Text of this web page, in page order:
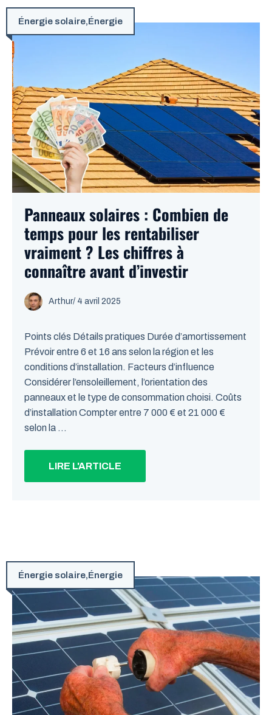
Énergie solaire,Énergie
Panneaux solaires : Combien de
temps pour les rentabiliser
vraiment ? Les chiffres à
connaître avant d’investir
Arthur/ 4 avril 2025
Points clés Détails pratiques Durée d’amortissement
Prévoir entre 6 et 16 ans selon la région et les
conditions d’installation. Facteurs d’influence
Considérer l’ensoleillement, l’orientation des
panneaux et le type de consommation choisi. Coûts
d’installation Compter entre 7 000 € et 21 000 €
selon la ...
LIRE L'ARTICLE
Énergie solaire,Énergie